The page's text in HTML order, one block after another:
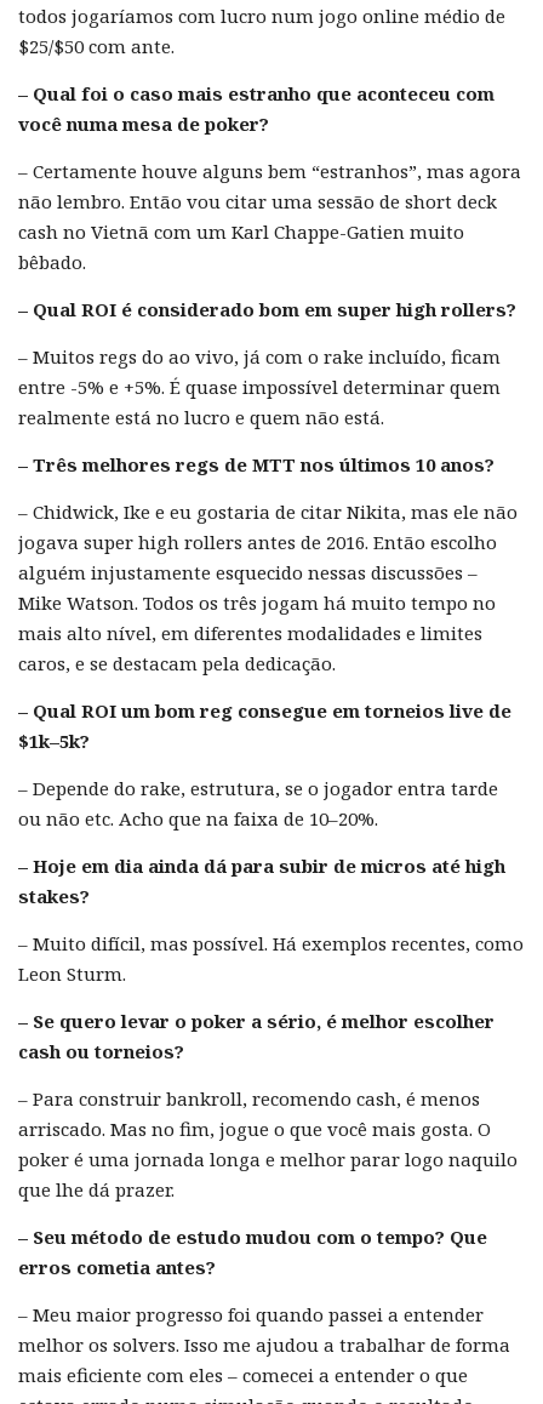
todos jogaríamos com lucro num jogo online médio de
$25/$50 com ante.
– Qual foi o caso mais estranho que aconteceu com
você numa mesa de poker?
– Certamente houve alguns bem “estranhos”, mas agora
não lembro. Então vou citar uma sessão de short deck
cash no Vietnã com um Karl Chappe-Gatien muito
bêbado.
– Qual ROI é considerado bom em super high rollers?
– Muitos regs do ao vivo, já com o rake incluído, ficam
entre -5% e +5%. É quase impossível determinar quem
realmente está no lucro e quem não está.
– Três melhores regs de MTT nos últimos 10 anos?
– Chidwick, Ike e eu gostaria de citar Nikita, mas ele não
jogava super high rollers antes de 2016. Então escolho
alguém injustamente esquecido nessas discussões –
Mike Watson. Todos os três jogam há muito tempo no
mais alto nível, em diferentes modalidades e limites
caros, e se destacam pela dedicação.
– Qual ROI um bom reg consegue em torneios live de
$1k–5k?
– Depende do rake, estrutura, se o jogador entra tarde
ou não etc. Acho que na faixa de 10–20%.
– Hoje em dia ainda dá para subir de micros até high
stakes?
– Muito difícil, mas possível. Há exemplos recentes, como
Leon Sturm.
– Se quero levar o poker a sério, é melhor escolher
cash ou torneios?
– Para construir bankroll, recomendo cash, é menos
arriscado. Mas no fim, jogue o que você mais gosta. O
poker é uma jornada longa e melhor parar logo naquilo
que lhe dá prazer.
– Seu método de estudo mudou com o tempo? Que
erros cometia antes?
– Meu maior progresso foi quando passei a entender
melhor os solvers. Isso me ajudou a trabalhar de forma
mais eficiente com eles – comecei a entender o que